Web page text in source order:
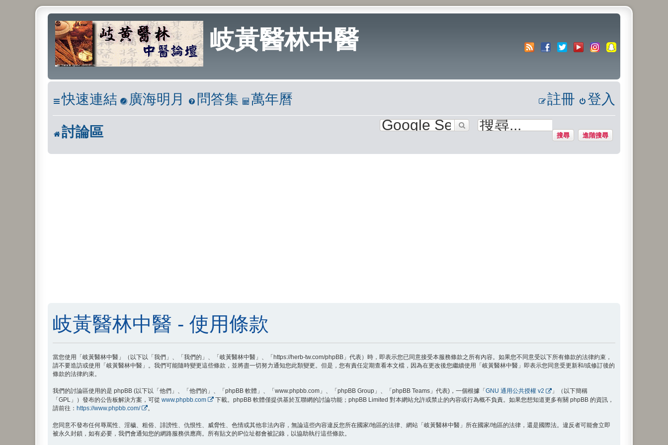
岐黃醫林中醫
快速連結 廣海明月 問答集 萬年曆 登入
註冊
討論區 搜尋 進階搜尋
岐黃醫林中醫 - 使用條款
當您使用「岐黃醫林中醫」（以下以「我們」、「我們的」、「岐黃醫林中醫」、「https://herb-tw.com/phpBB」代表）時，即表示您已同意接受本服務條款之所有內容。如果您不同意受以下所有條款的法律約束，
請不要造訪或使用「岐黃醫林中醫」。我們可能隨時變更這些條款，並將盡一切努力通知您此類變更。但是，您有責任定期查看本文檔，因為在更改後您繼續使用「岐黃醫林中醫」即表示您同意受更新和/或修訂後的
條款的法律約束。
我們的討論區使用的是 phpBB (以下以「他們」、「他們的」、「phpBB 軟體」、「www.phpbb.com」、「phpBB Group」、「phpBB Teams」代表)，一個根據「 GNU 通用公共授權 v2
」（以下簡稱
「GPL」）發布的公告板解決方案，可從 www.phpbb.com
下載。phpBB 軟體僅提供基於互聯網的討論功能；phpBB Limited 對本網站允許或禁止的內容或行為概不負責。如果您想知道更多有關 phpBB 的資訊，
請前往： https://www.phpbb.com/ 。
您同意不發布任何辱罵性、淫穢、粗俗、誹謗性、仇恨性、威脅性、色情或其他非法內容，無論這些內容違反您所在國家/地區的法律、網站「岐黃醫林中醫」所在國家/地區的法律，還是國際法。違反者可能會立即
被永久封鎖，如有必要，我們會通知您的網路服務供應商。所有貼文的IP位址都會被記錄，以協助執行這些條款。